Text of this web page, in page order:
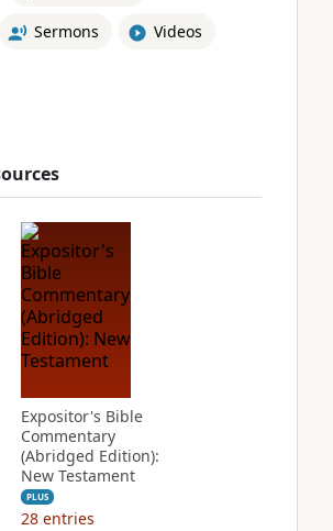
Sermons Videos
Expositor's Bible
Commentary
(Abridged Edition):
New Testament
PLUS
28 entries